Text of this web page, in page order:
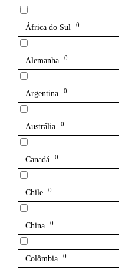
África do Sul 0
Alemanha 0
Argentina 0
Austrália 0
Canadá 0
Chile 0
China 0
Colômbia 0